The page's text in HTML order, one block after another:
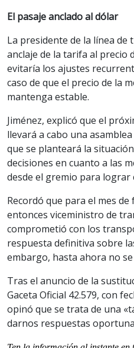
El pasaje anclado al dólar
La presidente de la línea
anclaje de la tarifa al precio
evitaría los ajustes
caso de que el precio de la
mantenga estable.
Jiménez, explicó que el
llevará a cabo una
que se planteará la
decisiones en cuanto a las
desde el gremio para lograr
Recordó que para el mes
entonces viceministro de
comprometió con los
respuesta definitiva sobre
embargo, hasta ahora no
Tras el anuncio de la
Gaceta Oficial 42.579, con
opinó que se trata de una
darnos respuestas